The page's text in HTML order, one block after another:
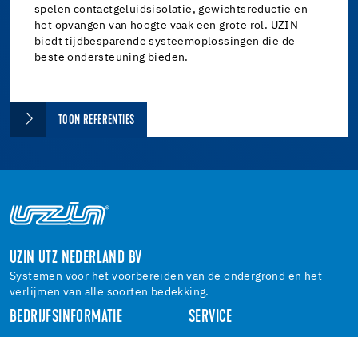
spelen contactgeluidsisolatie, gewichtsreductie en
het opvangen van hoogte vaak een grote rol. UZIN
biedt tijdbesparende systeemoplossingen die de
beste ondersteuning bieden.
TOON REFERENTIES
UZIN UTZ NEDERLAND BV
Systemen voor het voorbereiden van de ondergrond en het
verlijmen van alle soorten bedekking.
BEDRIJFSINFORMATIE SERVICE